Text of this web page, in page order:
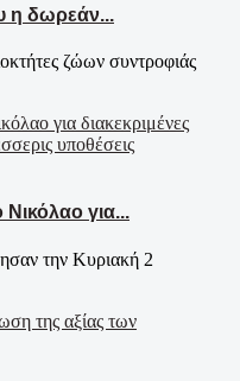
η δωρεάν...
ζώων συντροφιάς
για...
την Κυριακή 2